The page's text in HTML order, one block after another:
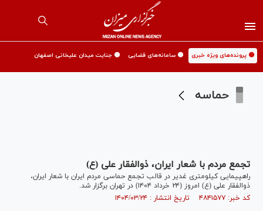
🟡 پرونده‌های ویژه خبری 🟡 سامانه‌های قضایی 🟡 جنایت میدان علیخانی اصفهان
حماسه
تجمع مردم با شعار ایران، ذوالفقار علی (ع)
راهپیمایی کیلومتری غدیر در قالب تجمع حماسی مردم ایران با شعار ایران،
ذوالفقار علی (ع) امروز (۲۴ خرداد ۱۴۰۴) در تهران برگزار شد.
کد خبر: ۴۸۴۱۵۷۷ تاریخ انتشار : ۱۴۰۴/۰۳/۲۴